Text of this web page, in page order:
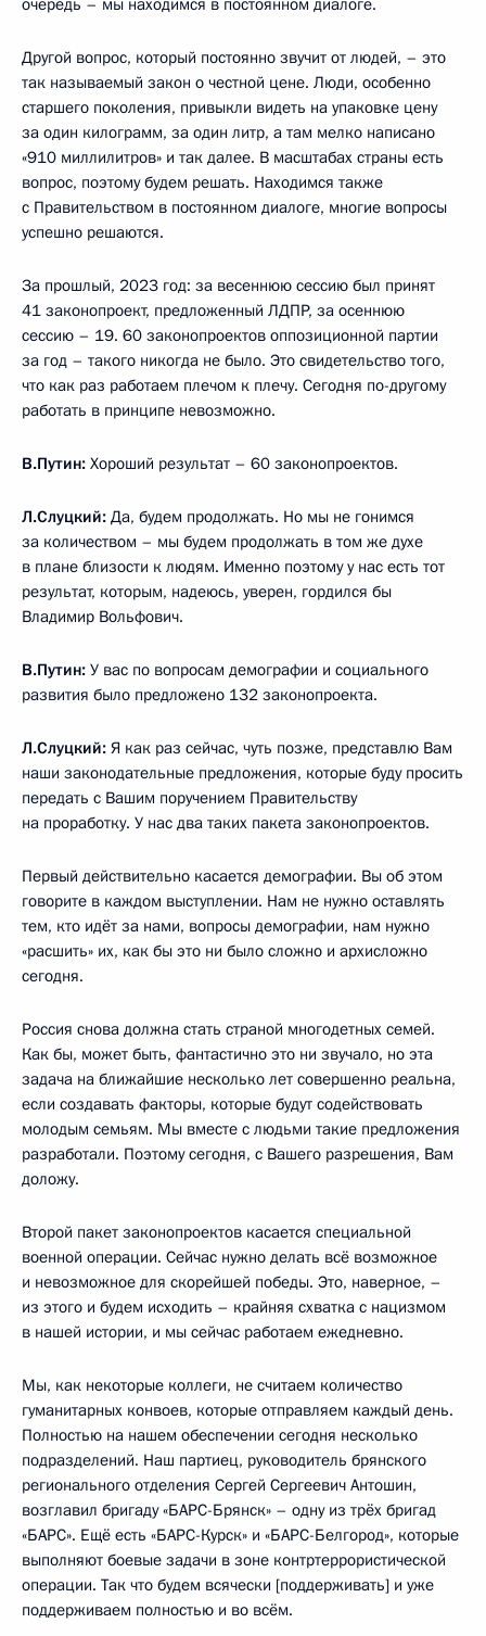
Другой вопрос, который постоянно звучит от людей, – это
так называемый закон о честной цене. Люди, особенно
старшего поколения, привыкли видеть на упаковке цену
за один килограмм, за один литр, а там мелко написано
«910 миллилитров» и так далее. В масштабах страны есть
вопрос, поэтому будем решать. Находимся также
с Правительством в постоянном диалоге, многие вопросы
успешно решаются.
За прошлый, 2023 год: за весеннюю сессию был принят
41 законопроект, предложенный ЛДПР, за осеннюю
сессию – 19. 60 законопроектов оппозиционной партии
за год – такого никогда не было. Это свидетельство того,
что как раз работаем плечом к плечу. Сегодня по-другому
работать в принципе невозможно.
В.Путин: Хороший результат – 60 законопроектов.
Л.Слуцкий: Да, будем продолжать. Но мы не гонимся
за количеством – мы будем продолжать в том же духе
в плане близости к людям. Именно поэтому у нас есть тот
результат, которым, надеюсь, уверен, гордился бы
Владимир Вольфович.
В.Путин: У вас по вопросам демографии и социального
развития было предложено 132 законопроекта.
Л.Слуцкий: Я как раз сейчас, чуть позже, представлю Вам
наши законодательные предложения, которые буду просить
передать с Вашим поручением Правительству
на проработку. У нас два таких пакета законопроектов.
Первый действительно касается демографии. Вы об этом
говорите в каждом выступлении. Нам не нужно оставлять
тем, кто идёт за нами, вопросы демографии, нам нужно
«расшить» их, как бы это ни было сложно и архисложно
сегодня.
Россия снова должна стать страной многодетных семей.
Как бы, может быть, фантастично это ни звучало, но эта
задача на ближайшие несколько лет совершенно реальна,
если создавать факторы, которые будут содействовать
молодым семьям. Мы вместе с людьми такие предложения
разработали. Поэтому сегодня, с Вашего разрешения, Вам
доложу.
Второй пакет законопроектов касается специальной
военной операции. Сейчас нужно делать всё возможное
и невозможное для скорейшей победы. Это, наверное, –
из этого и будем исходить – крайняя схватка с нацизмом
в нашей истории, и мы сейчас работаем ежедневно.
Мы, как некоторые коллеги, не считаем количество
гуманитарных конвоев, которые отправляем каждый день.
Полностью на нашем обеспечении сегодня несколько
подразделений. Наш партиец, руководитель брянского
регионального отделения Сергей Сергеевич Антошин,
возглавил бригаду «БАРС-Брянск» – одну из трёх бригад
«БАРС». Ещё есть «БАРС-Курск» и «БАРС-Белгород», которые
выполняют боевые задачи в зоне контртеррористической
операции. Так что будем всячески [поддерживать] и уже
поддерживаем полностью и во всём.